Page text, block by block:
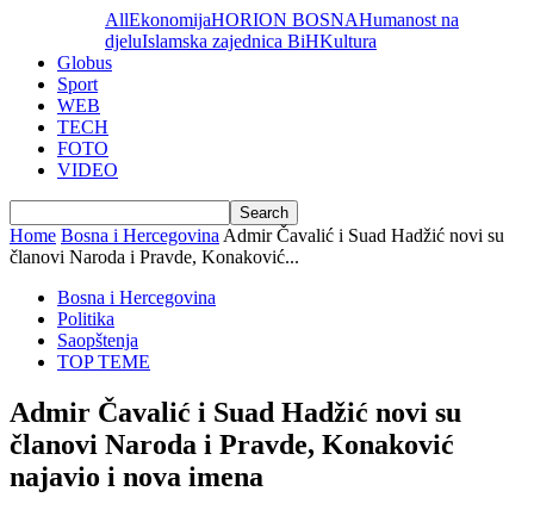
AllEkonomijaHORION BOSNAHumanost na
djeluIslamska zajednica BiHKultura
Globus
Sport
WEB
TECH
FOTO
VIDEO
Home Bosna i Hercegovina Admir Čavalić i Suad Hadžić novi su
članovi Naroda i Pravde, Konaković...
Bosna i Hercegovina
Politika
Saopštenja
TOP TEME
Admir Čavalić i Suad Hadžić novi su
članovi Naroda i Pravde, Konaković
najavio i nova imena